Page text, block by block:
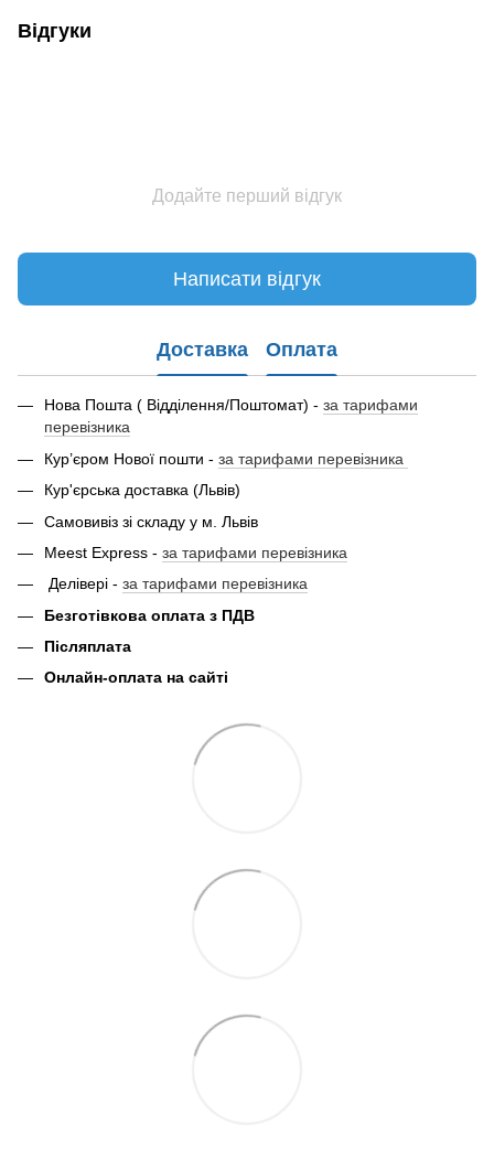
Відгуки
Додайте перший відгук
Написати відгук
Доставка Оплата
Нова Пошта ( Відділення/Поштомат) - за тарифами
перевізника
Кур’єром Нової пошти - за тарифами перевізника
Кур'єрська доставка (Львів)
Самовивіз зі складу у м. Львів
Meest Express - за тарифами перевізника
Делівері - за тарифами перевізника
Безготівкова оплата з ПДВ
Післяплата
Онлайн-оплата на сайті